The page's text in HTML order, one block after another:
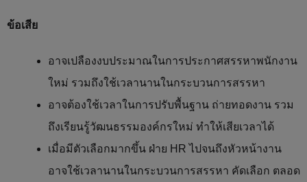
ข้อเสีย
อาจเปลืองงบประมาณในการประกาศสรรหาพนักงาน
ใหม่ รวมถึงใช้เวลานานในกระบวนการสรรหา
อาจต้องใช้เวลาในการปรับพื้นฐาน ถ่ายทอดงาน รวม
ถึงเรียนรู้วัฒนธรรมองค์กรใหม่ ทำให้เสียเวลาได้
เมื่อมีตัวเลือกมากขึ้น ฝ่าย HR ไปจนถึงหัวหน้างาน
อาจใช้เวลานานในกระบวนการสรรหา คัดเลือก ตลอด